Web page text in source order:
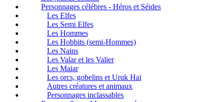
Personnages célébres - Héros et Séides
Les Elfes
Les Semi Elfes
Les Hommes
Les Hobbits (semi-Hommes)
Les Nains
Les Valar et les Valier
Les Maiar
Les orcs, gobelins et Uruk Hai
Autres créatures et animaux
Personnages inclassables